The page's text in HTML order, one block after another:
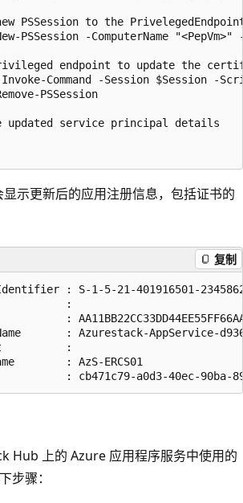
PSSession to the
PSSession -ComputerName
endpoint to update the
Invoke-Command -Session
PSSession
updated service principal details
示更新后的应用注册信息，包括证书的
复制
: S-1-5-21-401916501-
:
:
: Azurestack-AppService-
:
: AzS-ERCS01
Hub 上的 Azure 应用程序服务中使用的
步骤：